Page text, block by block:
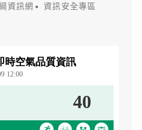
資訊網
資訊安全專區